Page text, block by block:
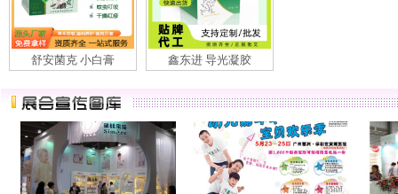
舒安菌克 小白膏 鑫东进 导光凝胶